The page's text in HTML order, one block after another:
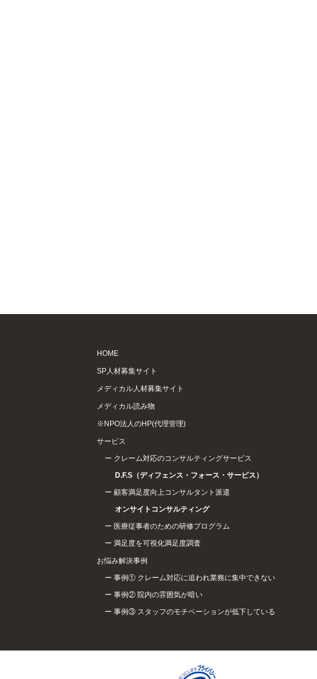
HOME
SP人材募集サイト
メディカル人材募集サイト
メディカル読み物
※NPO法人のHP(代理管理)
サービス
クレーム対応のコンサルティングサービス
D.F.S（ディフェンス・フォース・サービス）
顧客満足度向上コンサルタント派遣
オンサイトコンサルティング
医療従事者のための研修プログラム
満足度を可視化満足度調査
お悩み解決事例
事例① クレーム対応に追われ業務に集中できない
事例② 院内の雰囲気が暗い
事例③ スタッフのモチベーションが低下している